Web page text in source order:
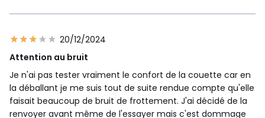
20/12/2024
Attention au bruit
Je n'ai pas tester vraiment le confort de la couette car en
la déballant je me suis tout de suite rendue compte qu'elle
faisait beaucoup de bruit de frottement. J'ai décidé de la
renvoyer avant même de l'essayer mais c'est dommage